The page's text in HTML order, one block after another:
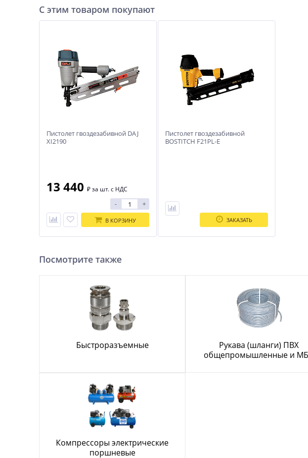
С этим товаром покупают
Пистолет гвоздезабивной DAJ
XI2190
13 440 ₽за шт. с НДС
- +
В КОРЗИНУ
Пистолет гвоздезабивной
BOSTITCH F21PL-E
ЗАКАЗАТЬ
Посмотрите также
Быстроразъемные
Рукава (шланги) ПВХ
общепромышленные и
Компрессоры электрические
поршневые